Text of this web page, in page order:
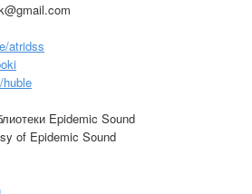
atridss
Epidemic Sound
of Epidemic Sound